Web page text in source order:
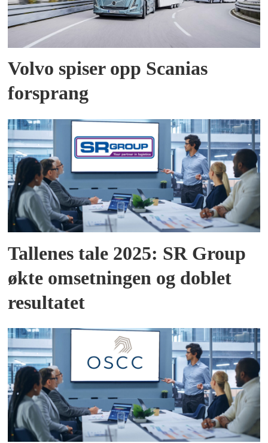
Volvo spiser opp Scanias
forsprang
Tallenes tale 2025: SR Group
økte omsetningen og doblet
resultatet